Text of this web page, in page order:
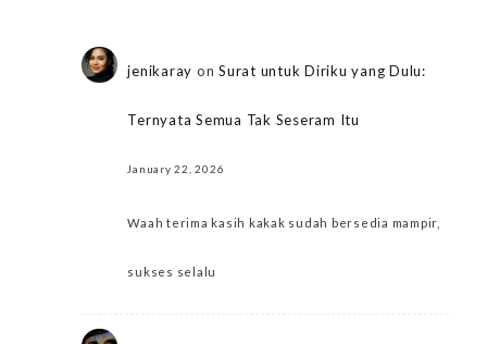
jenikaray on Surat untuk Diriku yang Dulu:
Ternyata Semua Tak Seseram Itu
January 22, 2026
Waah terima kasih kakak sudah bersedia mampir,
sukses selalu